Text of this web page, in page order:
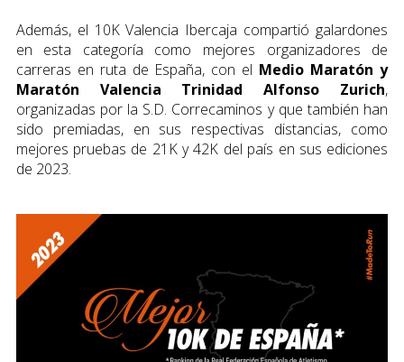
Además, el 10K Valencia Ibercaja compartió galardones
en esta categoría como mejores organizadores de
carreras en ruta de España, con el Medio Maratón y
Maratón Valencia Trinidad Alfonso Zurich,
organizadas por la S.D. Correcaminos y que también han
sido premiadas, en sus respectivas distancias, como
mejores pruebas de 21K y 42K del país en sus ediciones
de 2023.